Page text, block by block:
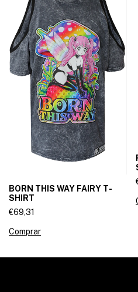
BORN THIS WAY FAIRY T-
SHIRT
€69,31
Comprar